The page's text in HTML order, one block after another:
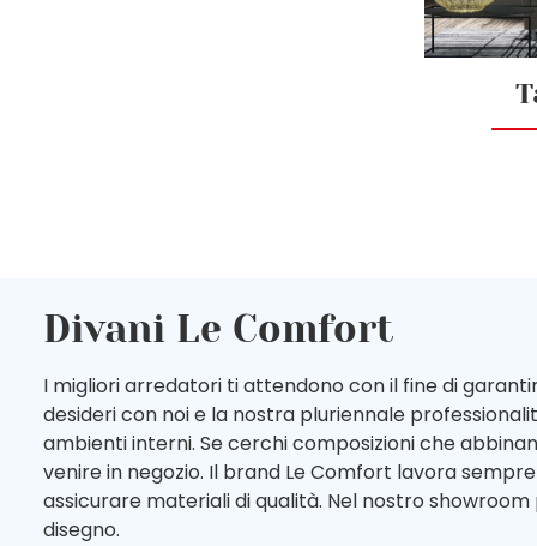
Divani Le Comfort
I migliori arredatori ti attendono con il fine di
desideri con noi e la nostra pluriennale
ambienti interni. Se cerchi composizioni che
venire in negozio. Il brand Le Comfort lavora
assicurare materiali di qualità. Nel nostro
disegno.